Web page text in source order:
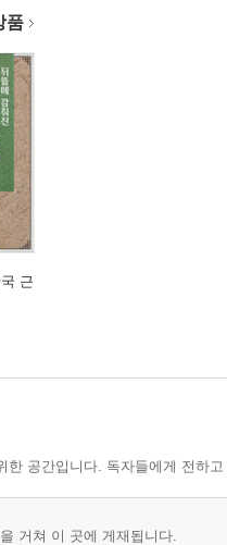
품
근
한 공간입니다. 독자들에게 전하
거쳐 이 곳에 게재됩니다.